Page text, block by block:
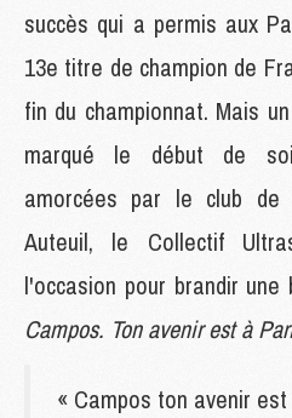
succès qui a permis aux
13e titre de champion de
fin du championnat. Mais
marqué le début de
amorcées par le club de
Auteuil, le Collectif
l'occasion pour brandir
Campos. Ton avenir est à
« Campos ton avenir